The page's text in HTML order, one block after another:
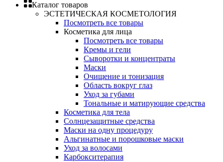
Каталог товаров
ЭСТЕТИЧЕСКАЯ КОСМЕТОЛОГИЯ
Посмотреть все товары
Косметика для лица
Посмотреть все товары
Кремы и гели
Сыворотки и концентраты
Маски
Очищение и тонизация
Область вокруг глаз
Уход за губами
Тональные и матирующие средства
Косметика для тела
Солнцезащитные средства
Маски на одну процедуру
Альгинатные и порошковые маски
Уход за волосами
Карбокситерапия